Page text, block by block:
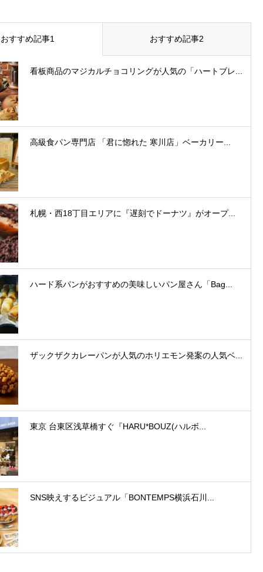
おすすめ記事1 おすすめ記事2
看板商品のマジカルチョコリングが人気の「ハートブレ...
高級食パン専門店 「君に惚れた 寒川店」ベーカリー...
札幌・西18丁目エリアに『遅刻でドーナツ』がオープ...
ハード系パンがおすすめの美味しいパン屋さん「Bag...
ザックザクカレーパンが人気のホリエモン発案の人気ベ...
東京 台東区浅草橋すぐ『HARU*BOUZ(ハルボ...
SNS映えするビジュアル「BONTEMPS横浜石川...